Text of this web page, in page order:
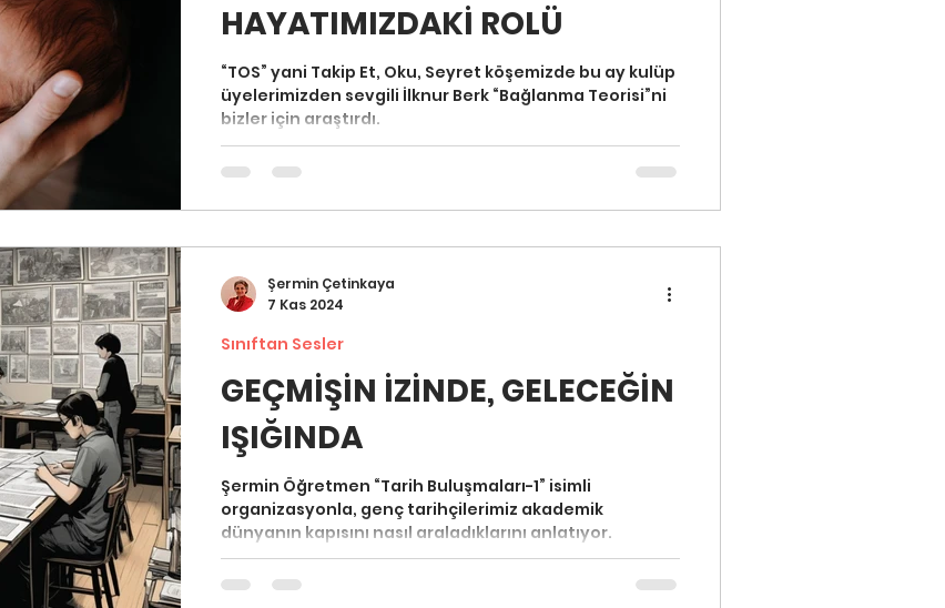
HAYATIMIZDAKİ ROLÜ
“TOS” yani Takip Et, Oku, Seyret köşemizde bu ay kulüp
üyelerimizden sevgili İlknur Berk “Bağlanma Teorisi”ni
bizler için araştırdı.
GEÇMİŞİN İZİNDE, GELECEĞİN
IŞIĞINDA
Şermin Öğretmen “Tarih Buluşmaları-1” isimli
organizasyonla, genç tarihçilerimiz akademik
dünyanın kapısını nasıl araladıklarını anlatıyor.
Sınıftan Sesler
Şermin Çetinkaya
7 Kas 2024